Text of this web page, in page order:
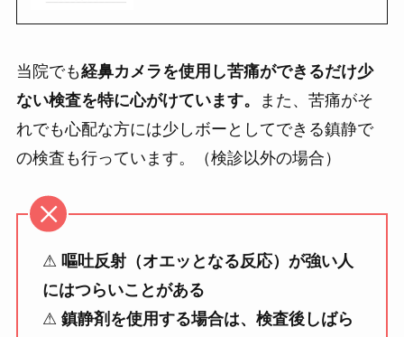
当院でも経鼻カメラを使用し苦痛ができるだけ少
ない検査を特に心がけています。
また、苦痛がそ
れでも心配な方には少しボーとしてできる鎮静で
の検査も行っています。（検診以外の場合）
⚠ 嘔吐反射（オエッとなる反応）が強い人
にはつらいことがある
⚠ 鎮静剤を使用する場合は、検査後しばら